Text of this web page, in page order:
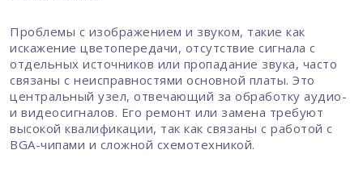
Проблемы с изображением и звуком, такие как
искажение цветопередачи, отсутствие сигнала с
отдельных источников или пропадание звука, часто
связаны с неисправностями основной платы. Это
центральный узел, отвечающий за обработку аудио-
и видеосигналов. Его ремонт или замена требуют
высокой квалификации, так как связаны с работой с
BGA-чипами и сложной схемотехникой.